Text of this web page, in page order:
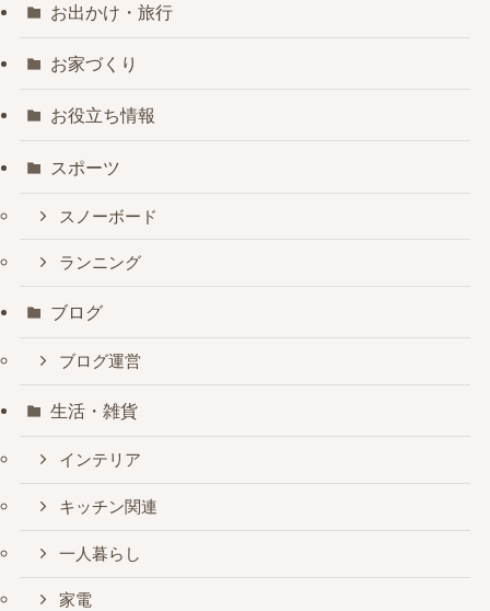
お出かけ・旅行
お家づくり
お役立ち情報
スポーツ
スノーボード
ランニング
ブログ
ブログ運営
生活・雑貨
インテリア
キッチン関連
一人暮らし
家電